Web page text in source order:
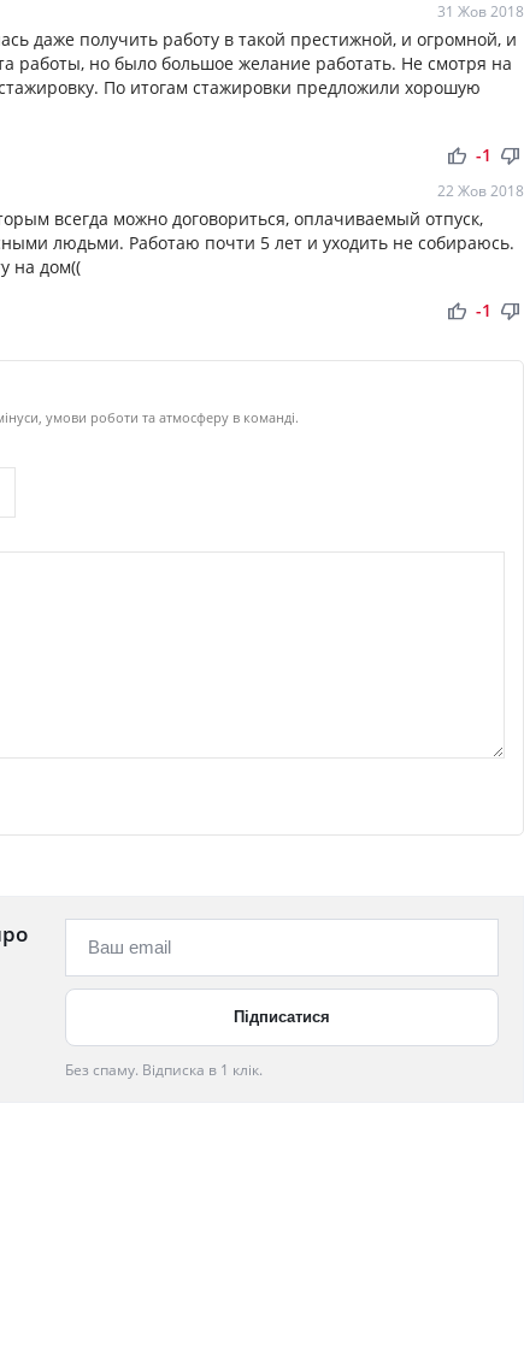
31 Жов 2018
даже получить работу в такой престижной, и огромной, и
работы, но было большое желание работать. Не смотря на
По итогам стажировки предложили хорошую
thumb_up thumb_down
-1
22 Жов 2018
всегда можно договориться, оплачиваемый отпуск,
людьми. Работаю почти 5 лет и уходить не собираюсь.
на дом((
thumb_up thumb_down
-1
умови роботи та атмосферу в команді.
Без спаму. Відписка в 1 клік.